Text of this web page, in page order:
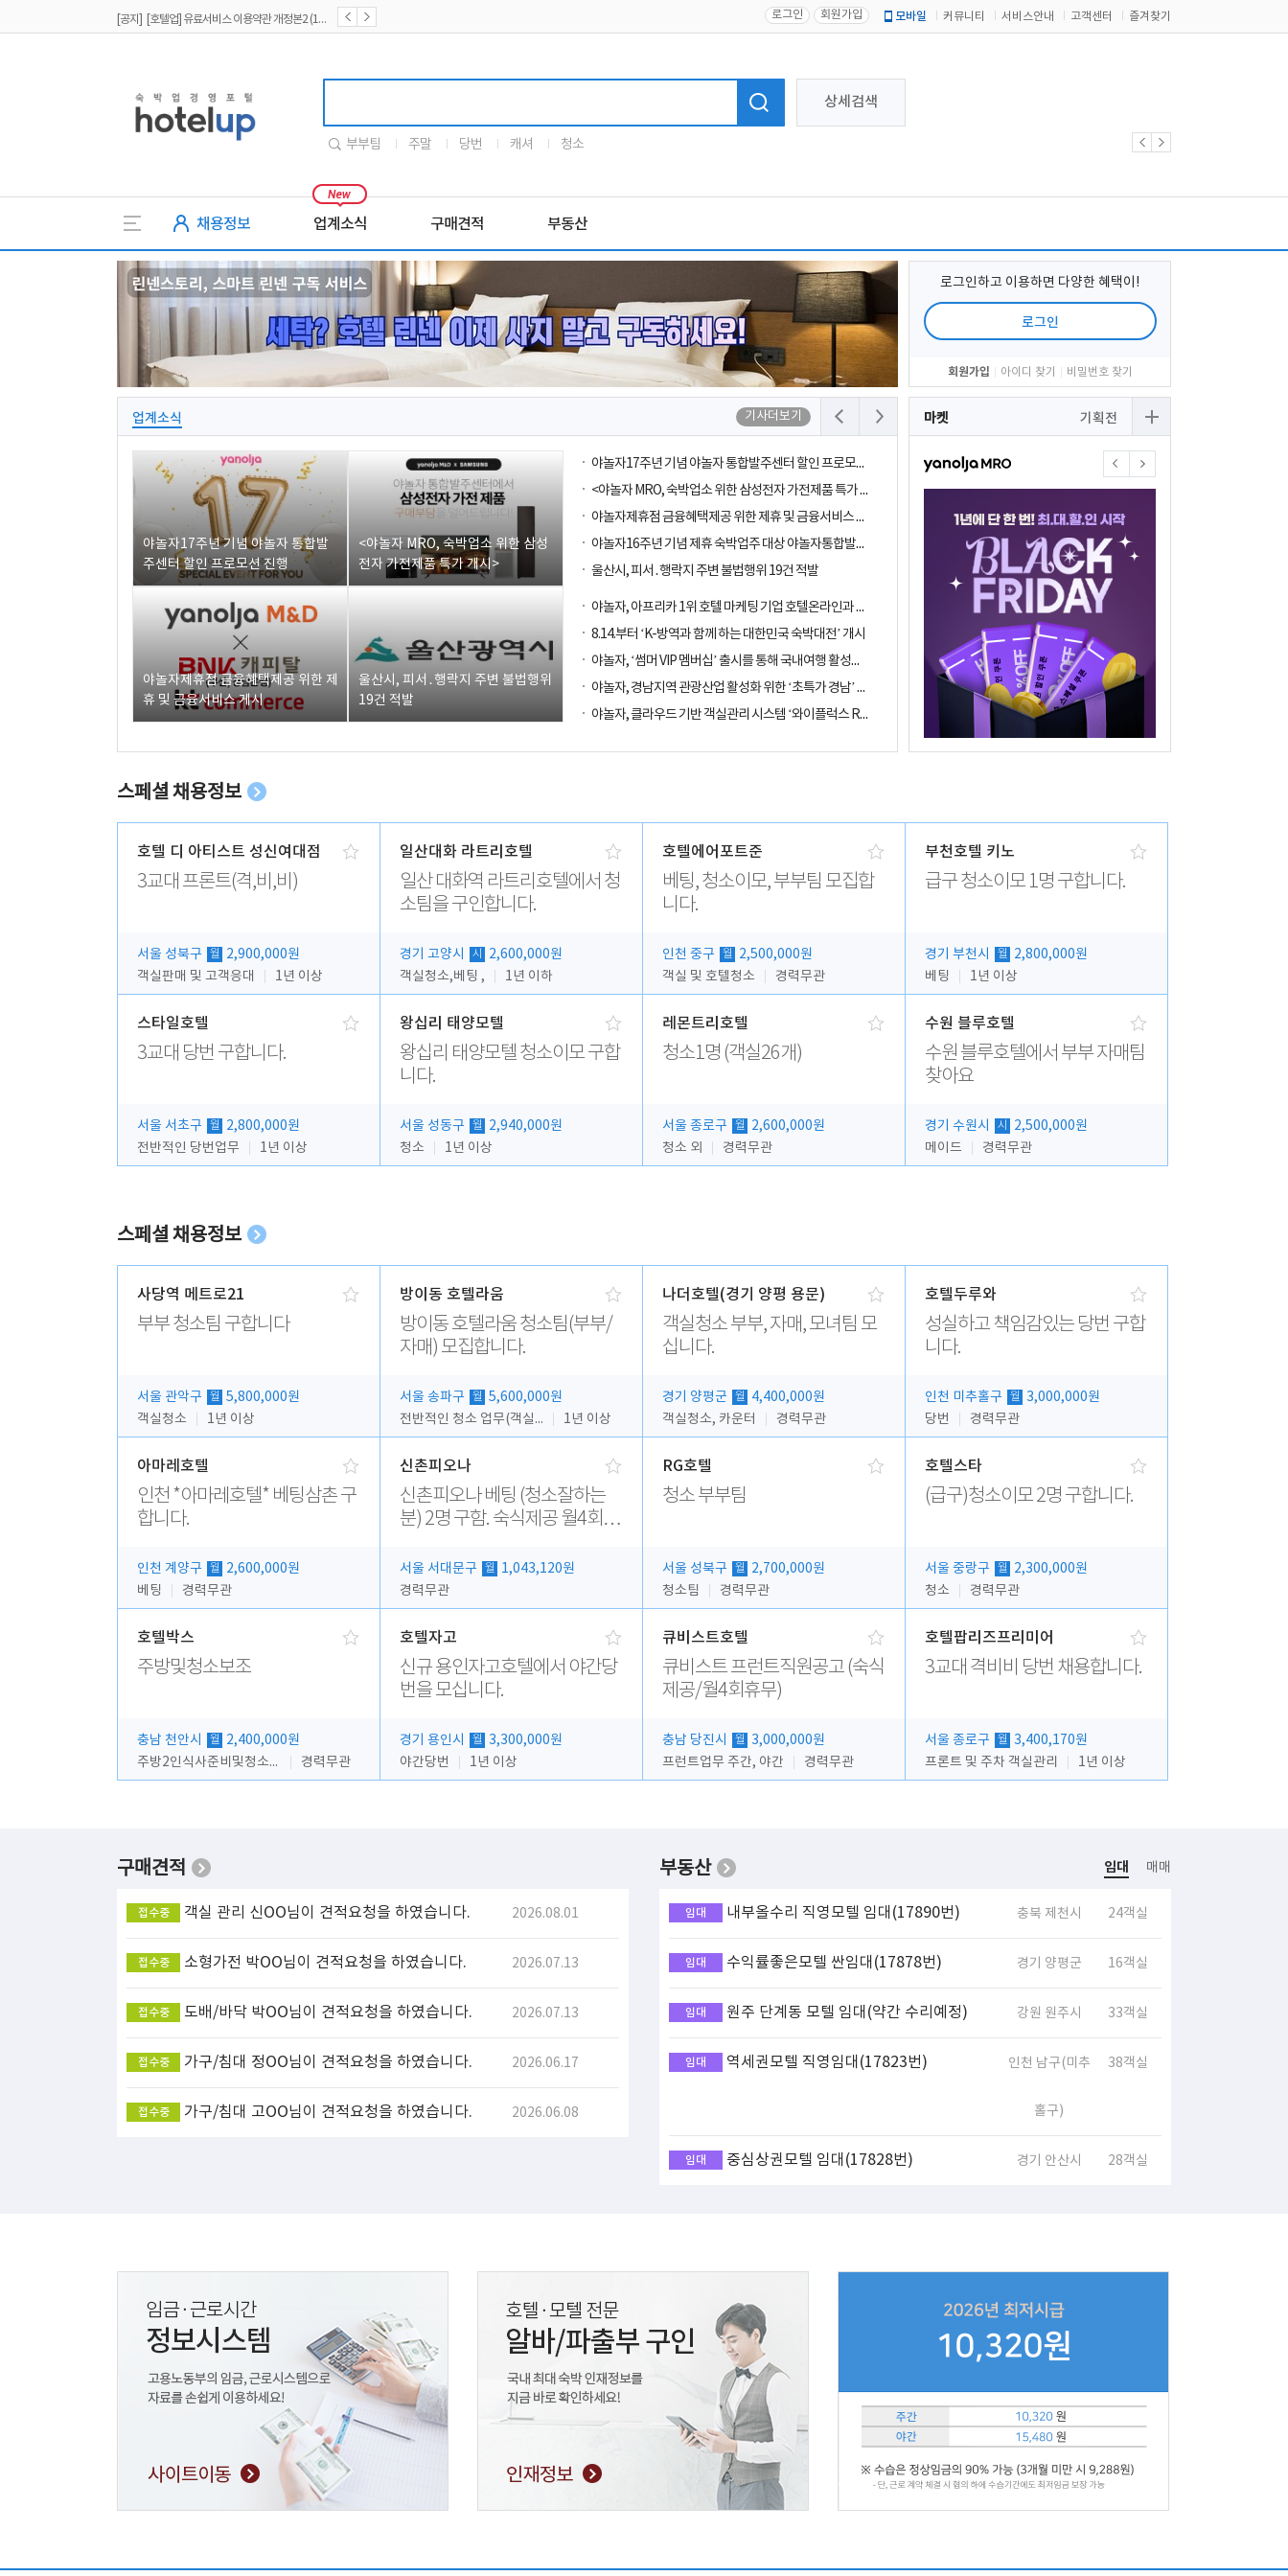
[공지] [호텔업] 개인정보 처리방침 개정본2 (19.09.02) 로그인 회원가입 모바일 커뮤니티 서비스안내 고객센터 즐겨찾기
상세검색
부부팀 주말 당번 캐셔 청소
채용정보 업계소식 구매견적 부동산
업계소식 기사더보기
야놀자17주년 기념 야놀자 통합발
주센터 할인 프로모션 진행
<야놀자 MRO, 숙박업소 위한 삼성
전자 가전제품 특가 개시>
야놀자제휴점 금융혜택제공 위한 제
휴 및 금융서비스 게시
울산시, 피서․행락지 주변 불법행위
19건 적발
야놀자17주년 기념 야놀자 통합발주센터 할인 프로모션 진행
<야놀자 MRO, 숙박업소 위한 삼성전자 가전제품 특가 개시>
야놀자제휴점 금융혜택제공 위한 제휴 및 금융서비스 게시
야놀자16주년 기념 제휴 숙박업주 대상 야놀자통합발주센터 할인쿠폰 증정
울산시, 피서․행락지 주변 불법행위 19건 적발
야놀자, 아프리카 1위 호텔 마케팅 기업 호텔온라인과 전략적 파트너십 체결
8.14.부터 ‘K-방역과 함께 하는 대한민국 숙박대전’ 개시
야놀자, ‘썸머 VIP 멤버십’ 출시를 통해 국내여행 활성화에 박차
야놀자, 경남지역 관광산업 활성화 위한 ‘초특가 경남’ 기획전 진행
야놀자, 클라우드 기반 객실관리 시스템 ‘와이플럭스 RMS’ 출시
로그인하고 이용하면 다양한 혜택이!
로그인
회원가입 아이디 찾기 비밀번호 찾기
마켓 기획전
스페셜 채용정보
호텔 디 아티스트 성신여대점
3교대 프론트(격,비,비)
서울 성북구 월
2,900,000원
객실판매 및 고객응대
1년 이상
일산대화 라트리호텔
일산 대화역 라트리호텔에서 청
소팀을 구인합니다.
경기 고양시 시
2,600,000원
객실청소,베팅 ,
1년 이하
호텔에어포트준
베팅, 청소이모, 부부팀 모집합
니다.
인천 중구 월
2,500,000원
객실 및 호텔청소
경력무관
부천호텔 키노
급구 청소이모 1명 구합니다.
경기 부천시 월
2,800,000원
베팅
1년 이상
스타일호텔
3교대 당번 구합니다.
서울 서초구 월
2,800,000원
전반적인 당번업무
1년 이상
왕십리 태양모텔
왕십리 태양모텔 청소이모 구합
니다.
서울 성동구 월
2,940,000원
청소
1년 이상
레몬트리호텔
청소1명 (객실26개)
서울 종로구 월
2,600,000원
청소 외
경력무관
수원 블루호텔
수원 블루호텔에서 부부 자매팀
찾아요
경기 수원시 시
2,500,000원
메이드
경력무관
스페셜 채용정보
사당역 메트로21
부부 청소팀 구합니다
서울 관악구 월
5,800,000원
객실청소
1년 이상
방이동 호텔라움
방이동 호텔라움 청소팀(부부/
자매) 모집합니다.
서울 송파구 월
5,600,000원
전반적인 청소 업무(객실청소.객실정리)
1년 이상
나더호텔(경기 양평 용문)
객실청소 부부, 자매, 모녀팀 모
십니다.
경기 양평군 월
4,400,000원
객실청소, 카운터
경력무관
호텔두루와
성실하고 책임감있는 당번 구합
니다.
인천 미추홀구 월
3,000,000원
당번
경력무관
아마레호텔
인천 *아마레호텔* 베팅삼촌 구
합니다.
인천 계양구 월
2,600,000원
베팅
경력무관
신촌피오나
신촌피오나 베팅 (청소잘하는
분) 2명 구함. 숙식제공 월4회휴
서울 서대문구 월
1,043,120원
경력무관
RG호텔
청소 부부팀
서울 성북구 월
2,700,000원
청소팀
경력무관
호텔스타
(급구)청소이모 2명 구합니다.
서울 중랑구 월
2,300,000원
청소
경력무관
호텔박스
주방및청소보조
충남 천안시 월
2,400,000원
주방2인식사준비및청소린렌보조
경력무관
호텔자고
신규 용인자고호텔에서 야간당
번을 모십니다.
경기 용인시 월
3,300,000원
야간당번
1년 이상
큐비스트호텔
큐비스트 프런트직원공고 (숙식
제공/월4회휴무)
충남 당진시 월
3,000,000원
프런트업무 주간, 야간
경력무관
호텔팝리즈프리미어
3교대 격비비 당번 채용합니다.
서울 종로구 월
3,400,170원
프론트 및 주차 객실관리
1년 이상
구매견적
객실 관리
접수중 신OO님이 견적요청을 하였습니다. 2026.08.01
소형가전
접수중 박OO님이 견적요청을 하였습니다. 2026.07.13
도배/바닥
접수중 박OO님이 견적요청을 하였습니다. 2026.07.13
가구/침대
접수중 정OO님이 견적요청을 하였습니다. 2026.06.17
가구/침대
접수중 고OO님이 견적요청을 하였습니다. 2026.06.08
부동산 임대 매매
임대 내부올수리 직영모텔 임대(17890번) 충북 제천시 24객실
임대 수익률좋은모텔 싼임대(17878번) 경기 양평군 16객실
임대 원주 단계동 모텔 임대(약간 수리예정) 강원 원주시 33객실
임대 역세권모텔 직영임대(17823번) 인천 남구(미추
홀구)
38객실
임대 중심상권모텔 임대(17828번) 경기 안산시 28객실